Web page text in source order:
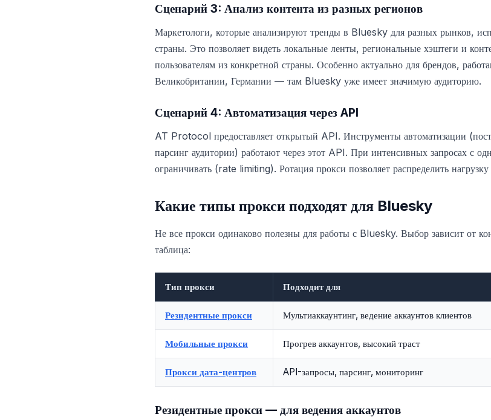
Сценарий 3: Анализ контента из разных регионов
Маркетологи, которые анализируют тренды в Bluesky для разных рынков,
страны. Это позволяет видеть локальные ленты, региональные хэштеги и
пользователям из конкретной страны. Особенно актуально для брендов,
Великобритании, Германии — там Bluesky уже имеет значимую аудиторию.
Сценарий 4: Автоматизация через API
AT Protocol предоставляет открытый API. Инструменты автоматизации
парсинг аудитории) работают через этот API. При интенсивных запросах с
ограничивать (rate limiting). Ротация прокси позволяет распределить
Какие типы прокси подходят для Bluesky
Не все прокси одинаково полезны для работы с Bluesky. Выбор зависит от
таблица:
Тип прокси Подходит для
Резидентные прокси Мультиаккаунтинг, ведение аккаунтов клиентов
Мобильные прокси Прогрев аккаунтов, высокий траст
Прокси дата-центров API-запросы, парсинг, мониторинг
Резидентные прокси — для ведения аккаунтов